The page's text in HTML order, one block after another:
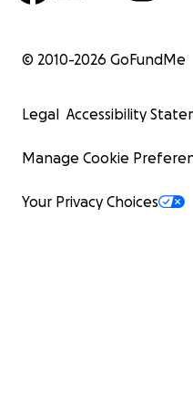
© 2010-2026 GoFundMe
Legal Accessibility
Manage Cookie
Your Privacy Choices